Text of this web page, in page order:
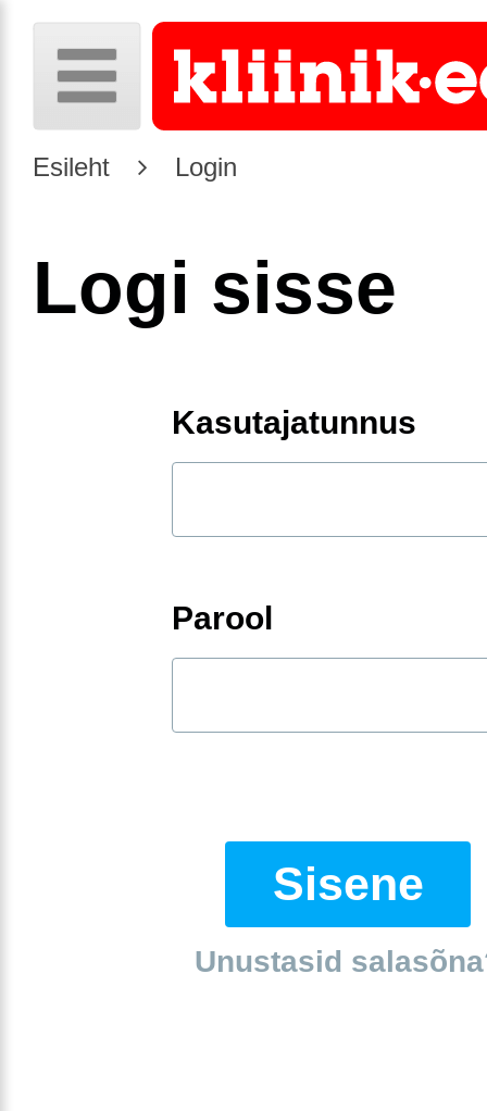
Esileht Login
Logi sisse
Kasutajatunnus
Parool
Sisene
Unustasid